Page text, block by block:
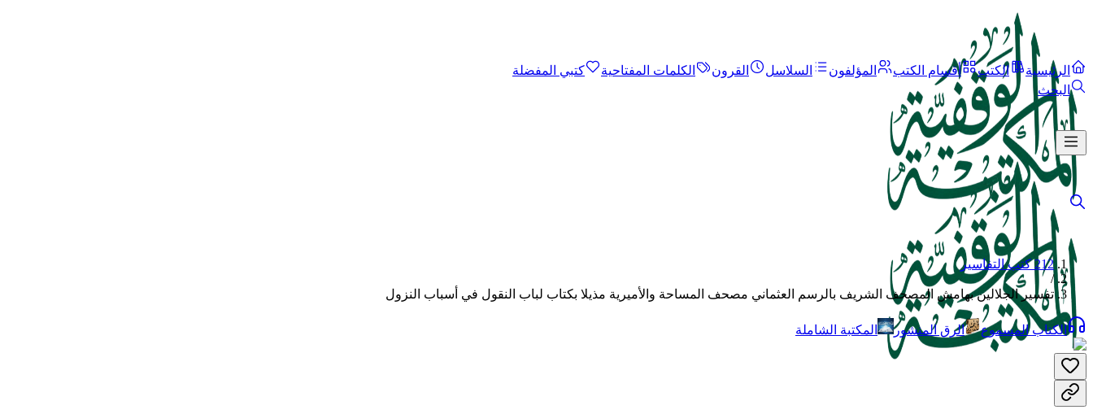
الرئيسية الكتب أقسام الكتب المؤلفون السلاسل القرون الكلمات المفتاحية
كتبي المفضلة
البحث
212 كتب التفاسير
/
تفسير الجلالين بهامش المصحف الشريف بالرسم العثماني مصحف المساحة والأميرية مذيلا بكتاب لباب النقول في أسباب النزول
الكتاب المسموع الرق المنشور المكتبة الشاملة